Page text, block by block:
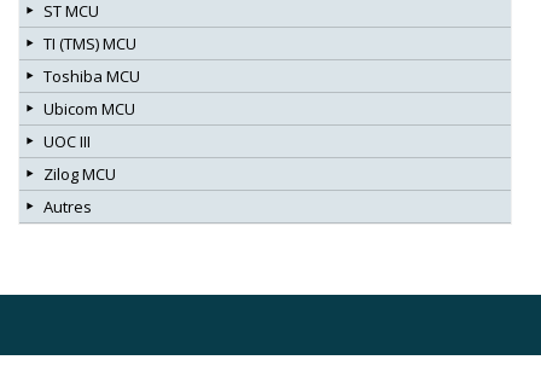
ST MCU
TI (TMS) MCU
Toshiba MCU
Ubicom MCU
UOC III
Zilog MCU
Autres